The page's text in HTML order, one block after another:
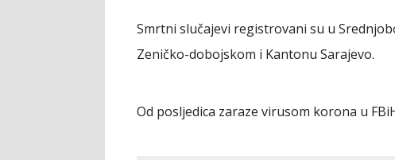
Smrtni slučajevi registrovani su u
Zeničko-dobojskom i Kantonu Sarajevo.
Od posljedica zaraze virusom korona u